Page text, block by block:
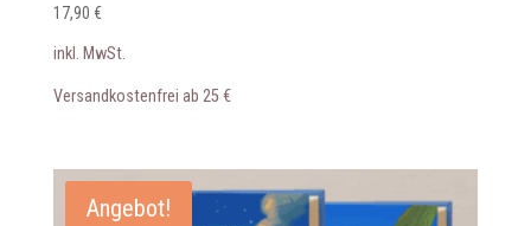
von 5
17,90 €
inkl. MwSt.
Versandkostenfrei ab 25 €
Angebot!